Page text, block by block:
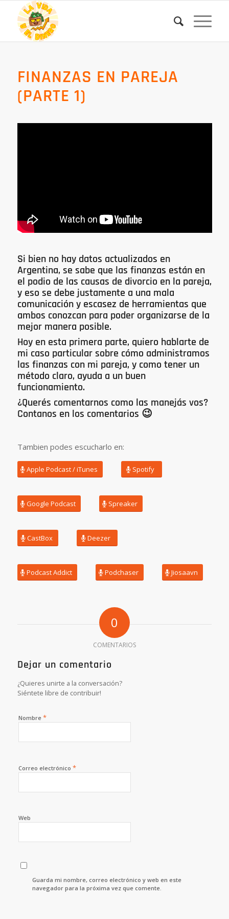
FINANZAS EN PAREJA
(PARTE 1)
Si bien no hay datos actualizados en
Argentina, se sabe que las finanzas están en
el podio de las causas de divorcio en la pareja,
y eso se debe justamente a una mala
comunicación y escasez de herramientas que
ambos conozcan para poder organizarse de la
mejor manera posible.
Hoy en esta primera parte, quiero hablarte de
mi caso particular sobre cómo administramos
las finanzas con mi pareja, y como tener un
método claro, ayuda a un buen
funcionamiento.
¿Querés comentarnos como las manejás vos?
Contanos en los comentarios 😉
Tambien podes escucharlo en:
Apple Podcast / iTunes Spotify
Google Podcast Spreaker
CastBox Deezer
Podcast Addict Podchaser Jiosaavn
0
COMENTARIOS
Dejar un comentario
¿Quieres unirte a la conversación?
Siéntete libre de contribuir!
Nombre *
Correo electrónico *
Web
Guarda mi nombre, correo electrónico y web en este
navegador para la próxima vez que comente.